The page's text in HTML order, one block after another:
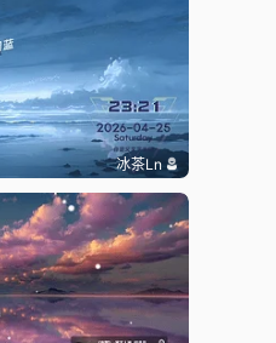
冰茶Ln